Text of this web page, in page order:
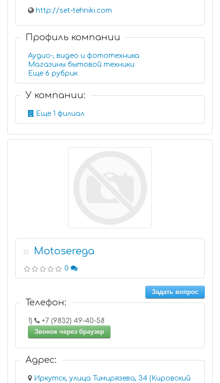
http://set-tehniki.com
Профиль компании
Аудио-, видео и фототехника
Магазины бытовой техники
Еще 6 рубрик
У компании:
Еще 1 филиал
10 Motoserega
0
Задать вопрос
Телефон:
1)
+7 (9832) 49-40-58
Звонок через браузер
Адрес:
Иркутск, улица Тимирязева, 34 (Кировский